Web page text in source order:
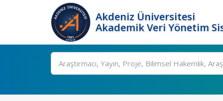
Akdeniz Üniversitesi
Akademik Veri Yönetim
Ara